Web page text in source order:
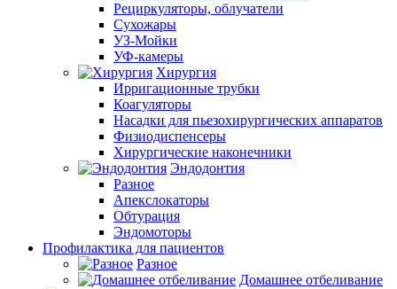
Рециркуляторы, облучатели
Сухожары
УЗ-Мойки
УФ-камеры
Хирургия
Ирригационные трубки
Коагуляторы
Насадки для пьезохирургических аппаратов
Физиодиспенсеры
Хирургические наконечники
Эндодонтия
Разное
Апекслокаторы
Обтурация
Эндомоторы
Профилактика для пациентов
Разное
Домашнее отбеливание